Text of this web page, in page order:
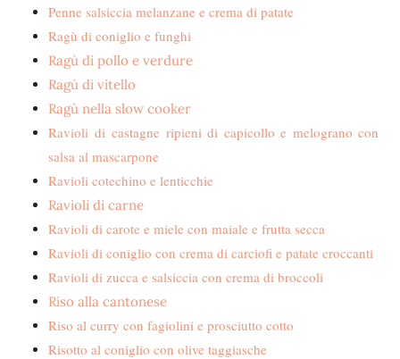
Penne salsiccia melanzane e crema di patate
Ragù di coniglio e funghi
Ragù di pollo e verdure
Ragù di vitello
Ragù nella slow cooker
Ravioli di castagne ripieni di capicollo e melograno con
salsa al mascarpone
Ravioli cotechino e lenticchie
Ravioli di carne
Ravioli di carote e miele con maiale e frutta secca
Ravioli di coniglio con crema di carciofi e patate croccanti
Ravioli di zucca e salsiccia con crema di broccoli
Riso alla cantonese
Riso al curry con fagiolini e prosciutto cotto
Risotto al coniglio con olive taggiasche